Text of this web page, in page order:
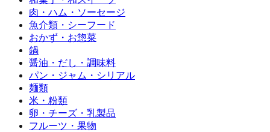
肉・ハム・ソーセージ
魚介類・シーフード
おかず・お惣菜
鍋
醤油・だし・調味料
パン・ジャム・シリアル
麺類
米・粉類
卵・チーズ・乳製品
フルーツ・果物